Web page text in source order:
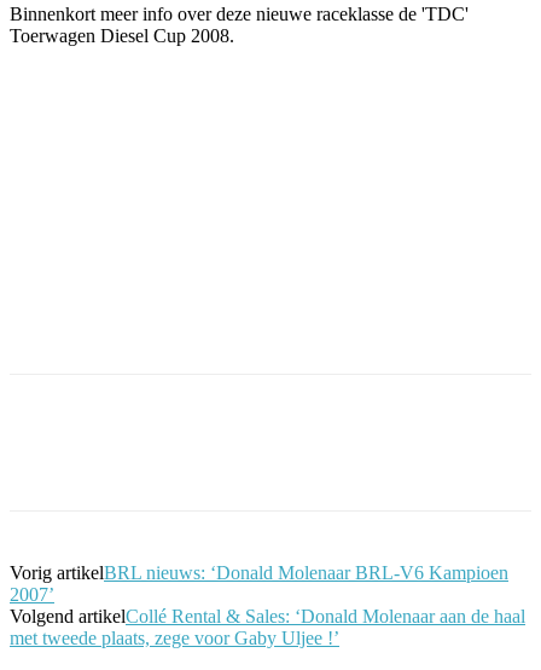
Binnenkort meer info over deze nieuwe raceklasse de 'TDC'
Toerwagen Diesel Cup 2008.
Vorig artikelBRL nieuws: ‘Donald Molenaar BRL-V6 Kampioen
2007’
Volgend artikelCollé Rental & Sales: ‘Donald Molenaar aan de haal
met tweede plaats, zege voor Gaby Uljee !’